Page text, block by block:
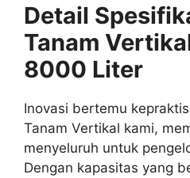
Detail
Tanam
8000 Liter
Inovasi bertemu
Tanam Vertikal kami,
menyeluruh untuk
Dengan kapasitas yang